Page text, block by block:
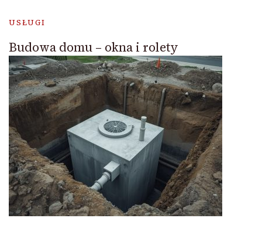
USŁUGI
Budowa domu – okna i rolety